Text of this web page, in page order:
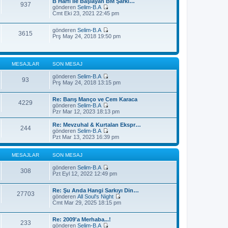
t
lg
r
n
l
m
e
s
a
ı
r
t
l
937
gönderen Selim-B.A
S
n
e
j
r
ü
n
t
l
Cmt Eki 23, 2021 22:45 pm
3615 gönderen Selim-B.A
S
m
e
a
ı
ö
r
ü
n
t
ü
e
Prş May 24, 2018 19:50 pm
MESAJLAR SON MESAJ
93 gönderen Selim-B.A
S
n
m
s
a
j
g
ö
r
n
ü
e
Prş May 24, 2018 13:15 pm
4229
Re: Barış Manço ve Cem Karaca
gönderen Selim-B.A
S
o
n
m
e
s
a
ö
r
ü
n
t
ü
e
Pzr Mar 12, 2023 18:13 pm
244
Re: Mevzuhal & Kurtalan Ekspr…
gönderen Selim-B.A
S
o
n
e
a
ı
g
ö
r
n
t
Pzt Mar 13, 2023 16:39 pm
MESAJLAR SON MESAJ
308 gönderen Selim-B.A
S
o
n
m
e
s
j
ı
Pzt Eyl 12, 2022 12:49 pm
27703
Re: Şu Anda Hangi Sarkıyı Din…
gönderen All Soul's Night
S
n
Cmt Mar 29, 2025 18:15 pm
233
Re: 2009'a Merhaba...!
gönderen Selim-B.A